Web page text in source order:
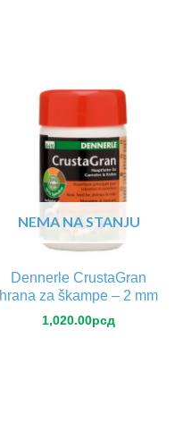
NEMA NA STANJU
Dennerle CrustaGran
hrana za škampe – 2 mm
1,020.00рсд